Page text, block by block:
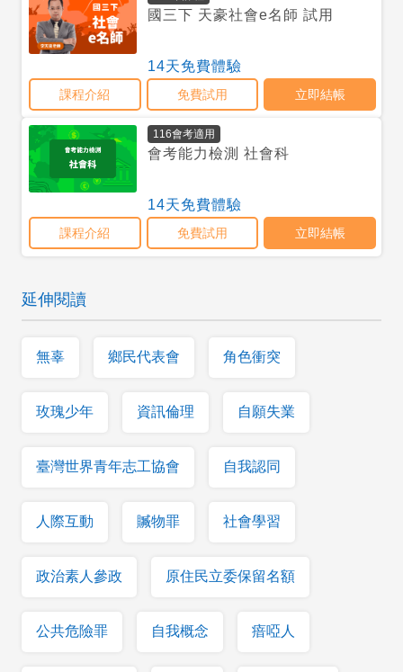
延伸閱讀
無辜 鄉民代表會 角色衝突
玫瑰少年 資訊倫理 自願失業
臺灣世界青年志工協會 自我認同
人際互動 贓物罪 社會學習
政治素人參政 原住民立委保留名額
公共危險罪 自我概念 瘖啞人